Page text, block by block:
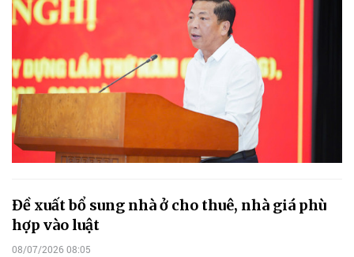
Đề xuất bổ sung nhà ở cho thuê, nhà giá phù
hợp vào luật
08/07/2026 08:05